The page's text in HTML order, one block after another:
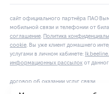
сайт официального партнёра ПАО
мобильной связи и телефонии от
соглашение. Политика
cookie. Вы уже клиент домашнего
услугами в личнoм кaбинeтe:
информационных рассылок от
договор об оказании услуг связи